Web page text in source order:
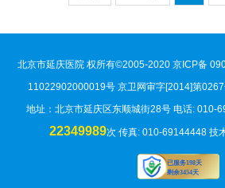
北京市延庆医院 权所有©2005-2020 京ICP备
11022902000019号 京卫网审字[2014]第
地址：北京市延庆区东顺城街28号 电话: 010-
22349989次 传真: 010-69144448 技